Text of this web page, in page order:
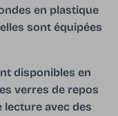
en plastique
sont équipées
disponibles en
verres de repos
lecture avec des